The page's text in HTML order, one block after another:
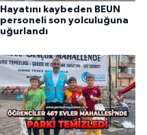
Hayatını kaybeden BEUN
personeli son yolculuğuna
uğurlandı